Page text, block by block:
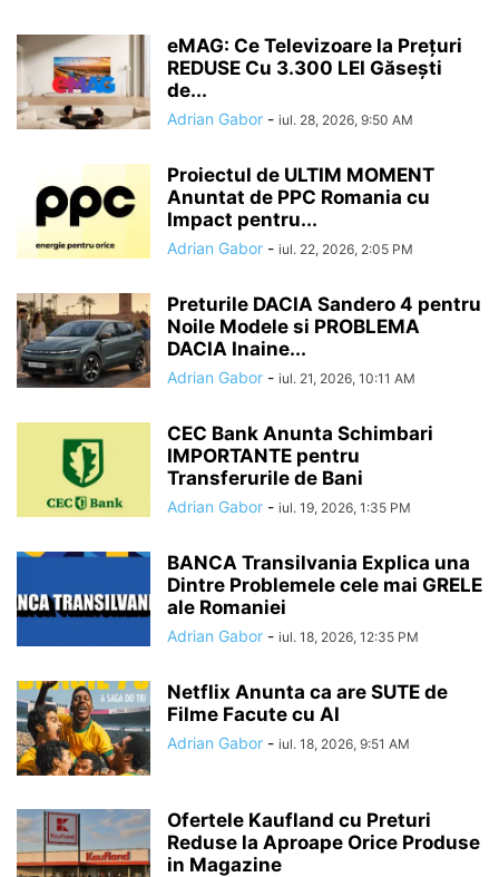
eMAG: Ce Televizoare la Prețuri
REDUSE Cu 3.300 LEI Găsești
de...
Adrian Gabor - iul. 28, 2026, 9:50 AM
Proiectul de ULTIM MOMENT
Anuntat de PPC Romania cu
Impact pentru...
Adrian Gabor - iul. 22, 2026, 2:05 PM
Preturile DACIA Sandero 4 pentru
Noile Modele si PROBLEMA
DACIA Inaine...
Adrian Gabor - iul. 21, 2026, 10:11 AM
CEC Bank Anunta Schimbari
IMPORTANTE pentru
Transferurile de Bani
Adrian Gabor - iul. 19, 2026, 1:35 PM
BANCA Transilvania Explica una
Dintre Problemele cele mai GRELE
ale Romaniei
Adrian Gabor - iul. 18, 2026, 12:35 PM
Netflix Anunta ca are SUTE de
Filme Facute cu AI
Adrian Gabor - iul. 18, 2026, 9:51 AM
Ofertele Kaufland cu Preturi
Reduse la Aproape Orice Produse
in Magazine